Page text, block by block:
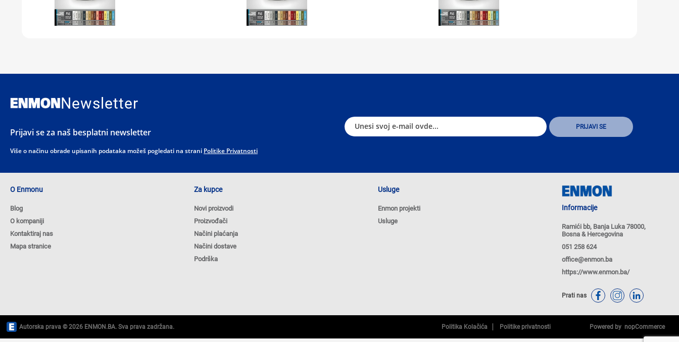
Newsletter
Prijavi se za naš besplatni newsletter
Više o načinu obrade upisanih podataka možeš pogledati na strani Politike Privatnosti
O Enmonu
Blog
O kompaniji
Kontaktiraj nas
Mapa stranice
Za kupce
Novi proizvodi
Proizvođači
Načini plaćanja
Načini dostave
Podrška
Usluge
Enmon projekti
Usluge
Informacije
Ramići bb, Banja Luka 78000,
Bosna & Hercegovina
051 258 624
office@enmon.ba
https://www.enmon.ba/
Prati nas
Autorska prava © 2026 ENMON.BA. Sva prava zadržana. Politika Kolačića Politike privatnosti Powered by nopCommerce